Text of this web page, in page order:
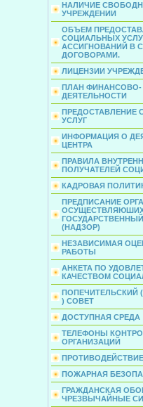
НАЛИЧИЕ
УЧРЕЖДЕНИИ
ОБЪЕМ
СОЦИАЛЬНЫХ
АССИГНОВАНИЙ В
ДОГОВОРАМИ.
ЛИЦЕНЗИИ
ПЛАН ФИНАНСОВО-
ДЕЯТЕЛЬНОСТИ
ПРЕДОСТАВЛЕНИЕ
УСЛУГ
ИНФОРМАЦИЯ О
ЦЕНТРА
ПРАВИЛА
ПОЛУЧАТЕЛЕЙ
КАДРОВАЯ
ПРЕДПИСАНИЕ
(НАДЗОР)
НЕЗАВИСИМАЯ
РАБОТЫ
АНКЕТА ПО
КАЧЕСТВОМ
ПОПЕЧИТЕЛЬСКИЙ
) СОВЕТ
ДОСТУПНАЯ СРЕДА
ТЕЛЕФОНЫ
ОРГАНИЗАЦИЙ
ПОЖАРНАЯ
ГРАЖДАНСКАЯ
ЧРЕЗВЫЧАЙНЫЕ